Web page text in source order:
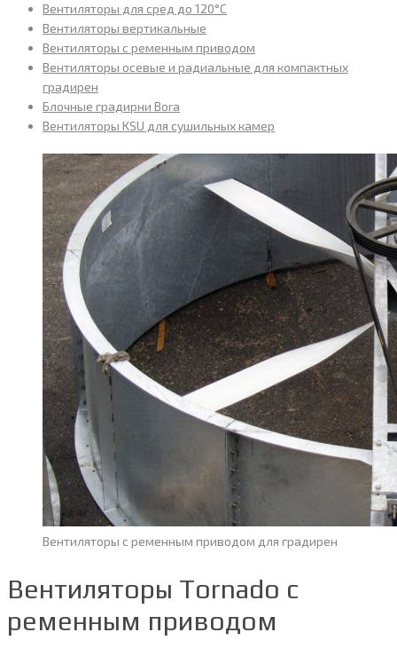
Вентиляторы для сред до 120°С
Вентиляторы вертикальные
Вентиляторы с ременным приводом
Вентиляторы осевые и радиальные для компактных
градирен
Блочные градирни Bora
Вентиляторы KSU для сушильных камер
Вентиляторы с ременным приводом для градирен
Вентиляторы Tornado с
ременным приводом